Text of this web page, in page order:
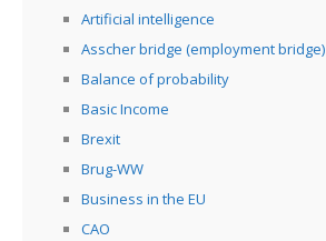
Artificial intelligence
Asscher bridge (employment bridge)
Balance of probability
Basic Income
Brexit
Brug-WW
Business in the EU
CAO